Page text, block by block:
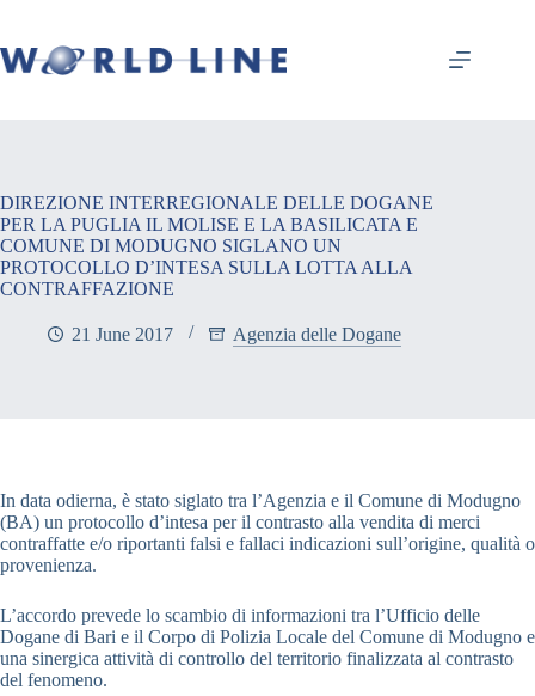
DIREZIONE INTERREGIONALE DELLE DOGANE
PER LA PUGLIA IL MOLISE E LA BASILICATA E
COMUNE DI MODUGNO SIGLANO UN
PROTOCOLLO D’INTESA SULLA LOTTA ALLA
CONTRAFFAZIONE
21 June 2017 Agenzia delle Dogane
In data odierna, è stato siglato tra l’Agenzia e il Comune di Modugno
(BA) un protocollo d’intesa per il contrasto alla vendita di merci
contraffatte e/o riportanti falsi e fallaci indicazioni sull’origine, qualità o
provenienza.
L’accordo prevede lo scambio di informazioni tra l’Ufficio delle
Dogane di Bari e il Corpo di Polizia Locale del Comune di Modugno e
una sinergica attività di controllo del territorio finalizzata al contrasto
del fenomeno.